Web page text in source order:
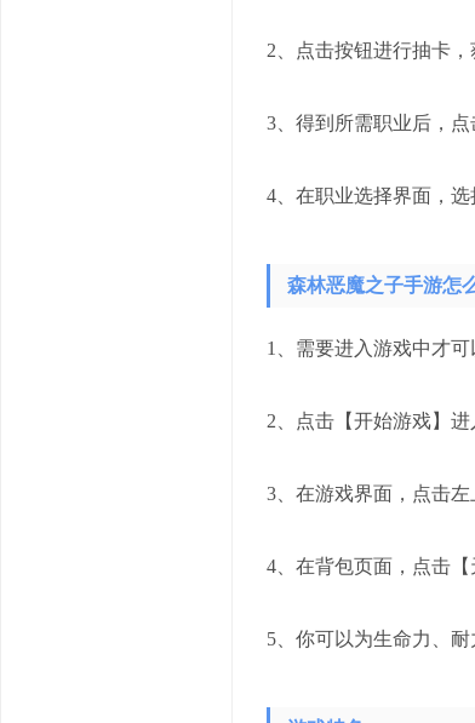
2、点击按钮进行抽卡，
3、得到所需职业后，点
4、在职业选择界面，
森林恶魔之子手游怎
1、需要进入游戏中才可
2、点击【开始游戏】进
3、在游戏界面，点击
4、在背包页面，点击【
5、你可以为生命力、